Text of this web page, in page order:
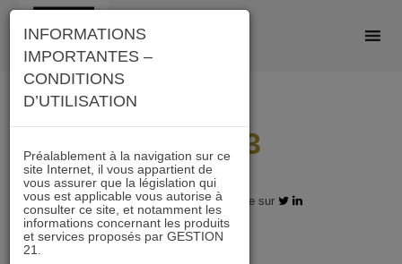
Skip
content
Lipper-3
18.03.2019 - Partagez l'article sur
INFORMATIONS
IMPORTANTES –
CONDITIONS
D’UTILISATION
Préalablement à la navigation sur ce
site Internet, il vous appartient de
vous assurer que la législation qui
vous est applicable vous autorise à
consulter ce site, et notamment les
informations concernant les produits
et services proposés par GESTION
21.